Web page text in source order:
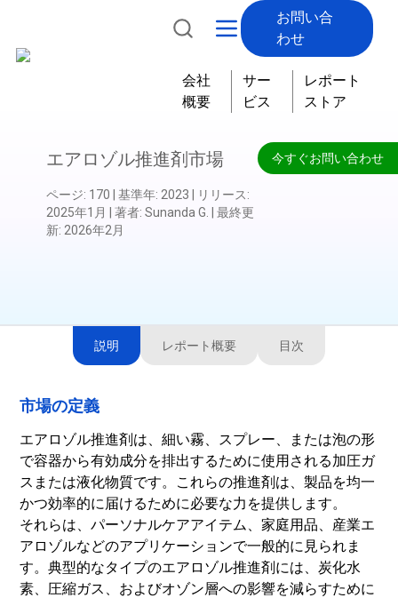
お問い合
わせ
会社
概要
サー
ビス
レポート
ストア
今すぐお問い合わせ
エアロゾル推進剤市場
ページ: 170 基準年: 2023 リリース:
2025年1月
著者: Sunanda G.
最終更
新: 2026年2月
説明 レポート概要 目次
市場の定義
エアロゾル推進剤は、細い霧、スプレー、または泡の形
で容器から有効成分を排出するために使用される加圧ガ
スまたは液化物質です。これらの推進剤は、製品を均一
かつ効率的に届けるために必要な力を提供します。
それらは、パーソナルケアアイテム、家庭用品、産業エ
アロゾルなどのアプリケーションで一般的に見られま
す。典型的なタイプのエアロゾル推進剤には、炭化水
素、圧縮ガス、およびオゾン層への影響を減らすために